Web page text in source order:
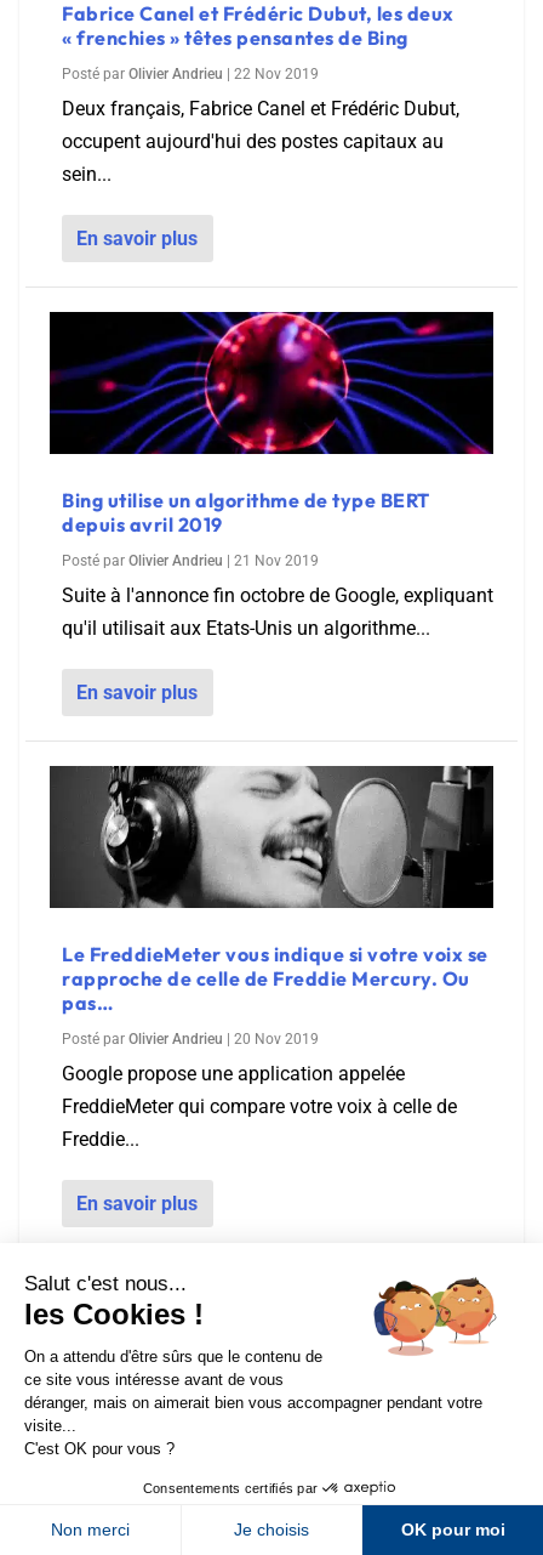
Sur LinkedIn Sur Youtube
Sur X Sur Facebook
Newsletter Abondance
Fabrice Canel et Frédéric Dubut, les deux
« frenchies » têtes pensantes de Bing
Posté par Olivier Andrieu 22 Nov 2019
Deux français, Fabrice Canel et Frédéric Dubut,
occupent aujourd'hui des postes capitaux au
sein...
En savoir plus
Bing utilise un algorithme de type BERT
depuis avril 2019
Posté par Olivier Andrieu 21 Nov 2019
Suite à l'annonce fin octobre de Google, expliquant
qu'il utilisait aux Etats-Unis un algorithme...
En savoir plus
Le FreddieMeter vous indique si votre voix se
rapproche de celle de Freddie Mercury. Ou
pas…
Posté par Olivier Andrieu | 20 Nov 2019
Google propose une application appelée
FreddieMeter qui compare votre voix à celle de
Freddie...
En savoir plus
Retrouvez Abondance au SEO Camp Day
Lorraine le 6 décembre prochain à Metz
Posté parOlivier Andrieu 20 Nov 2019